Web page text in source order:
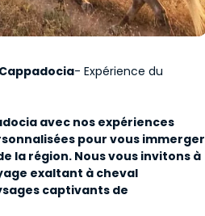
- Expérience du
avec nos expériences
pour vous immerger
la région. Nous vous invitons à
exaltant à cheval
captivants de